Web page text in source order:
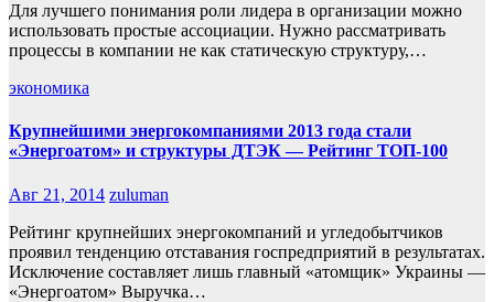
Для лучшего понимания роли лидера в организации можно
использовать простые ассоциации. Нужно рассматривать
процессы в компании не как статическую структуру,…
экономика
Крупнейшими энергокомпаниями 2013 года стали
«Энергоатом» и структуры ДТЭК — Рейтинг ТОП-100
Авг 21, 2014 zuluman
Рейтинг крупнейших энергокомпаний и угледобытчиков
проявил тенденцию отставания госпредприятий в результатах.
Исключение составляет лишь главный «атомщик» Украины —
«Энергоатом» Выручка…